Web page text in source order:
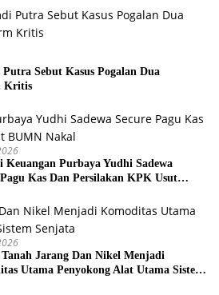
Sebut Kasus Pogalan Dua
Kritis
Keuangan Purbaya Yudhi Sadewa
Kas Dan Persilakan KPK Usut
Jarang Dan Nikel Menjadi
Utama Penyokong Alat Utama Sistem